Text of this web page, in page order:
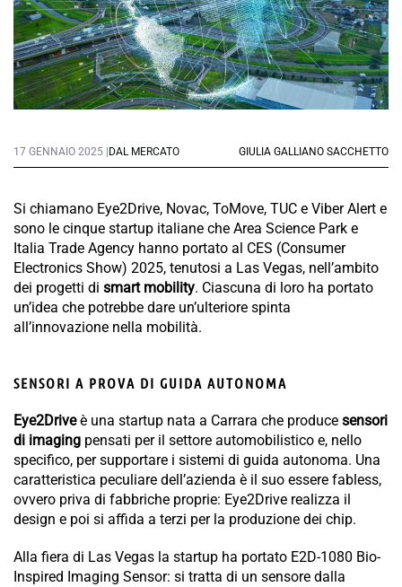
17 GENNAIO 2025 | DAL MERCATO GIULIA GALLIANO SACCHETTO
Si chiamano Eye2Drive, Novac, ToMove, TUC e Viber Alert e
sono le cinque startup italiane che Area Science Park e
Italia Trade Agency hanno portato al CES (Consumer
Electronics Show) 2025, tenutosi a Las Vegas, nell’ambito
dei progetti di smart mobility. Ciascuna di loro ha portato
un’idea che potrebbe dare un’ulteriore spinta
all’innovazione nella mobilità.
SENSORI A PROVA DI GUIDA AUTONOMA
Eye2Driveè una startup nata a Carrara che produce sensori
di imaging pensati per il settore automobilistico e, nello
specifico, per supportare i sistemi di guida autonoma. Una
caratteristica peculiare dell’azienda è il suo essere fabless,
ovvero priva di fabbriche proprie: Eye2Drive realizza il
design e poi si affida a terzi per la produzione dei chip.
Alla fiera di Las Vegas la startup ha portato E2D-1080 Bio-
Inspired Imaging Sensor: si tratta di un sensore dalla